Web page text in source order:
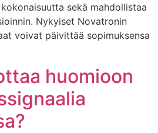
sekä mahdollistaa
Nykyiset Novatronin
voivat päivittää sopimuksensa
huomioon